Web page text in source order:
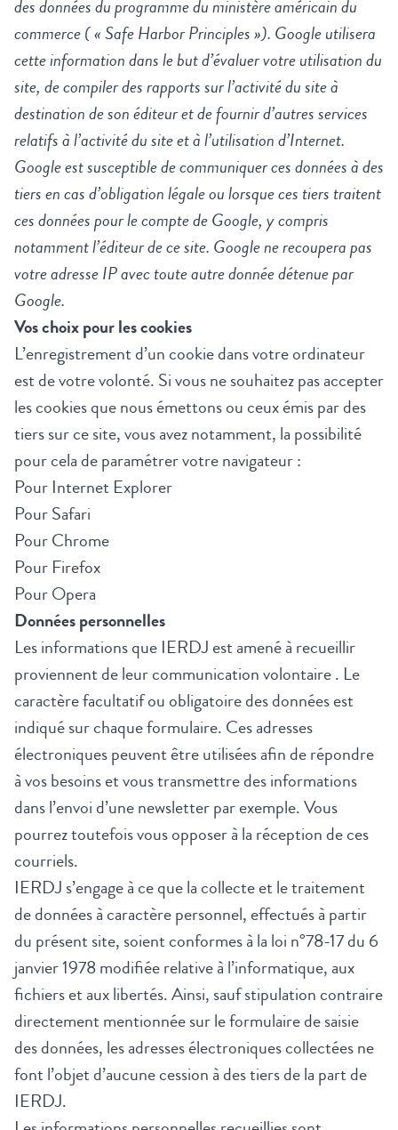
des données du programme du ministère américain du
commerce ( « Safe Harbor Principles »). Google utilisera
cette information dans le but d’évaluer votre utilisation du
site, de compiler des rapports sur l’activité du site à
destination de son éditeur et de fournir d’autres services
relatifs à l’activité du site et à l’utilisation d’Internet.
Google est susceptible de communiquer ces données à des
tiers en cas d’obligation légale ou lorsque ces tiers traitent
ces données pour le compte de Google, y compris
notamment l’éditeur de ce site. Google ne recoupera pas
votre adresse IP avec toute autre donnée détenue par
Google.
Vos choix pour les cookies
L’enregistrement d’un cookie dans votre ordinateur
est de votre volonté. Si vous ne souhaitez pas accepter
les cookies que nous émettons ou ceux émis par des
tiers sur ce site, vous avez notamment, la possibilité
pour cela de paramétrer votre navigateur :
Pour Internet Explorer
Pour Safari
Pour Chrome
Pour Firefox
Pour Opera
Données personnelles
Les informations que IERDJ est amené à recueillir
proviennent de leur communication volontaire . Le
caractère facultatif ou obligatoire des données est
indiqué sur chaque formulaire. Ces adresses
électroniques peuvent être utilisées afin de répondre
à vos besoins et vous transmettre des informations
dans l’envoi d’une newsletter par exemple. Vous
pourrez toutefois vous opposer à la réception de ces
courriels.
IERDJ s’engage à ce que la collecte et le traitement
de données à caractère personnel, effectués à partir
du présent site, soient conformes à la loi n°78-17 du 6
janvier 1978 modifiée relative à l’informatique, aux
fichiers et aux libertés. Ainsi, sauf stipulation contraire
directement mentionnée sur le formulaire de saisie
des données, les adresses électroniques collectées ne
font l’objet d’aucune cession à des tiers de la part de
IERDJ.